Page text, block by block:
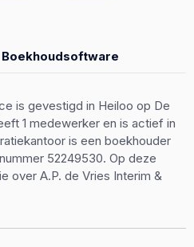
Boekhoudsoftware
is gevestigd in Heiloo op De
1 medewerker en is actief in
is een boekhouder
52249530. Op deze
over A.P. de Vries Interim &